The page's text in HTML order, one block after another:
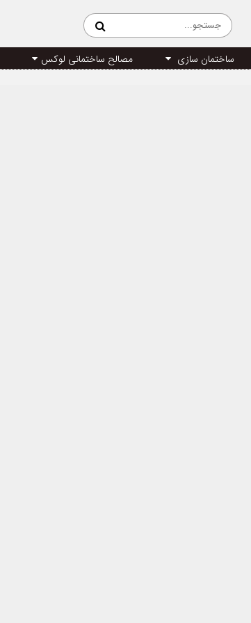
ساختمان سازی مصالح ساختمانی لوکس